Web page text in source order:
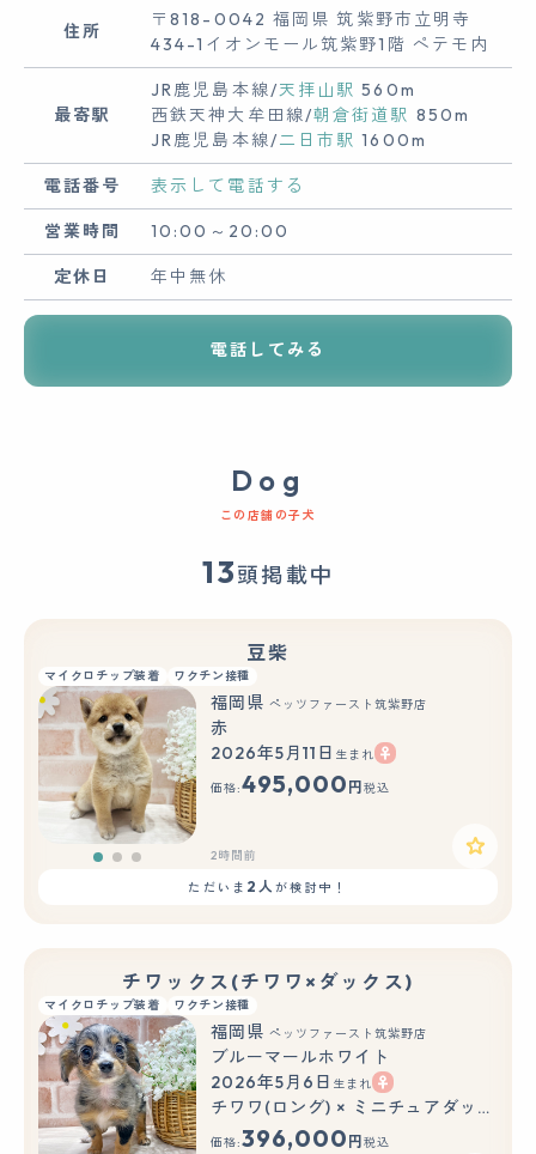
住所
〒818-0042 福岡県 筑紫野市立明寺
434-1イオンモール筑紫野1階 ペテモ内
最寄駅
JR鹿児島本線/天拝山駅 560m
西鉄天神大牟田線/朝倉街道駅 850m
JR鹿児島本線/二日市駅 1600m
電話番号 表示して電話する
営業時間 10:00～20:00
定休日 年中無休
電話してみる
Dog
この店舗の子犬
13頭掲載中
豆柴
マイクロチップ装着 ワクチン接種
もっと見る
福岡県 ペッツファースト筑紫野店
赤
2026年5月11日 生まれ
価格:495,000 円税込
2時間前
ただいま 2人が検討中！
チワックス(チワワ×ダックス)
マイクロチップ装着 ワクチン接種
もっと見る
福岡県 ペッツファースト筑紫野店
ブルーマールホワイト
2026年5月6日 生まれ
チワワ(ロング) × ミニチュアダックスフンド(ロング)
価格:396,000 円税込